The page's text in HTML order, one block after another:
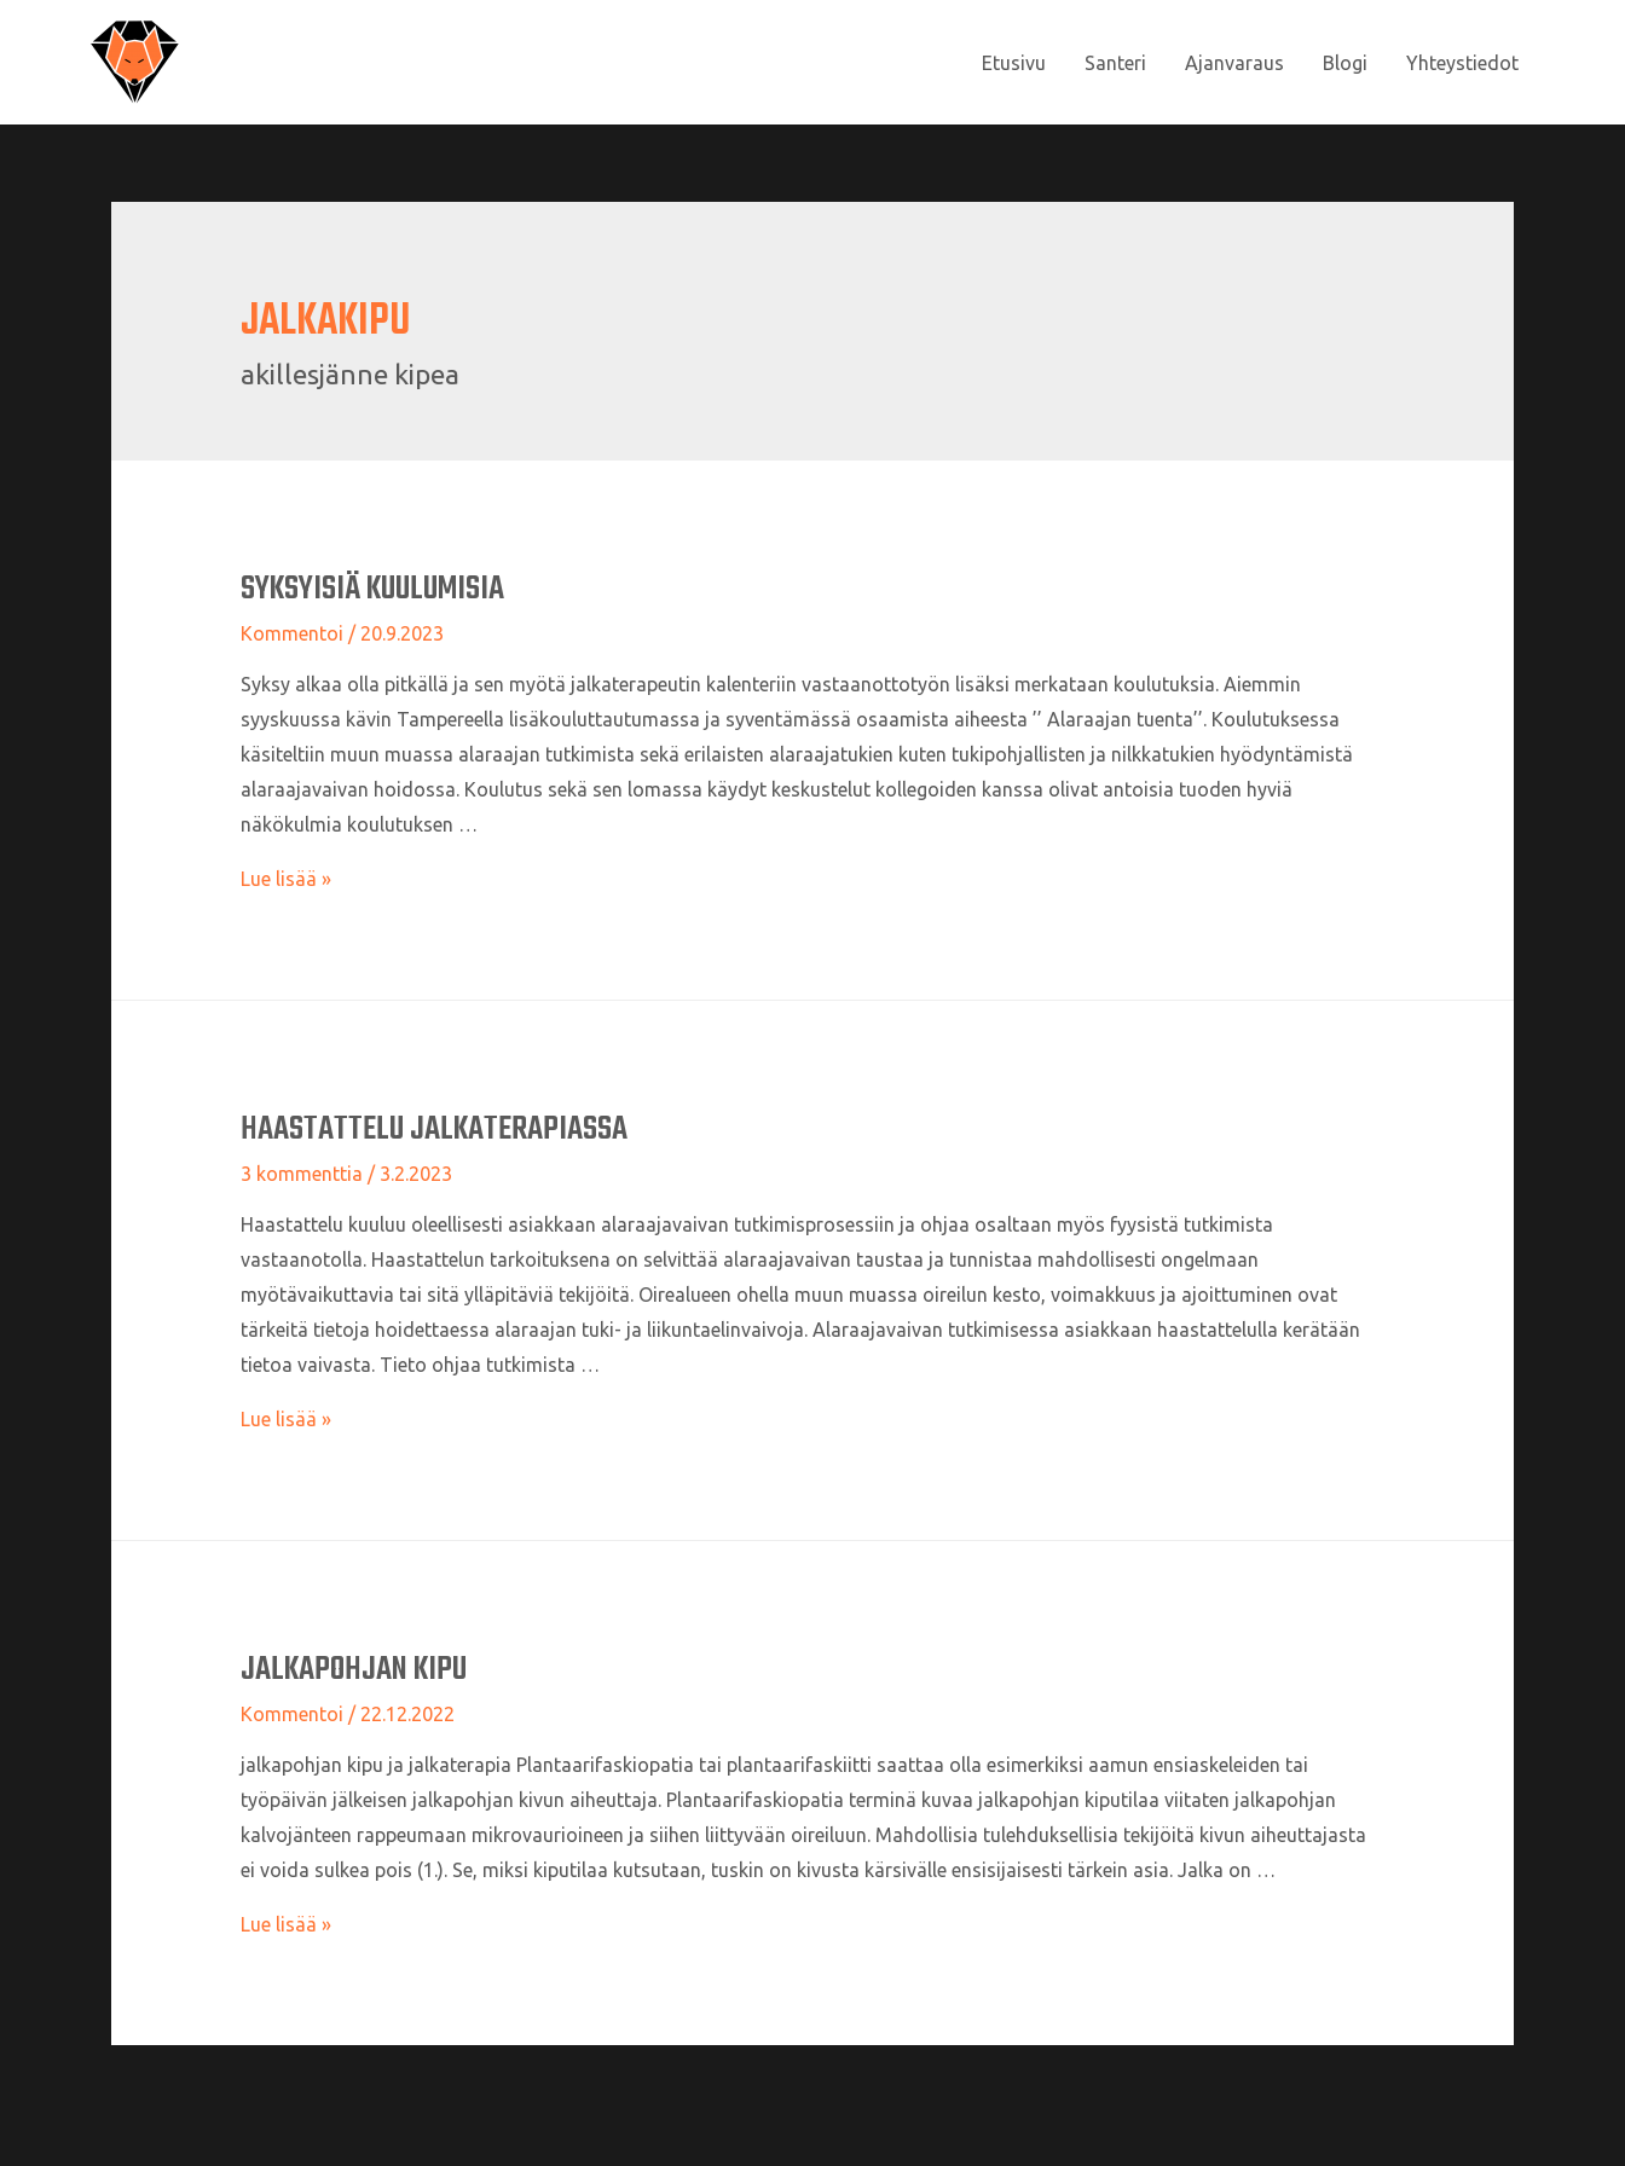
Etusivu Santeri Ajanvaraus Blogi Yhteystiedot
JALKAKIPU
akillesjänne kipea
SYKSYISIÄ KUULUMISIA
Kommentoi / 20.9.2023
Syksy alkaa olla pitkällä ja sen myötä jalkaterapeutin kalenteriin vastaanottotyön lisäksi merkataan koulutuksia. Aiemmin
syyskuussa kävin Tampereella lisäkouluttautumassa ja syventämässä osaamista aiheesta ’’ Alaraajan tuenta’’. Koulutuksessa
käsiteltiin muun muassa alaraajan tutkimista sekä erilaisten alaraajatukien kuten tukipohjallisten ja nilkkatukien hyödyntämistä
alaraajavaivan hoidossa. Koulutus sekä sen lomassa käydyt keskustelut kollegoiden kanssa olivat antoisia tuoden hyviä
näkökulmia koulutuksen …
Syksyisiä
Lue lisää »
HAASTATTELU JALKATERAPIASSA
3 kommenttia / 3.2.2023
Haastattelu kuuluu oleellisesti asiakkaan alaraajavaivan tutkimisprosessiin ja ohjaa osaltaan myös fyysistä tutkimista
vastaanotolla. Haastattelun tarkoituksena on selvittää alaraajavaivan taustaa ja tunnistaa mahdollisesti ongelmaan
myötävaikuttavia tai sitä ylläpitäviä tekijöitä. Oirealueen ohella muun muassa oireilun kesto, voimakkuus ja ajoittuminen ovat
tärkeitä tietoja hoidettaessa alaraajan tuki- ja liikuntaelinvaivoja. Alaraajavaivan tutkimisessa asiakkaan haastattelulla kerätään
tietoa vaivasta. Tieto ohjaa tutkimista …
Haastattelu
Lue lisää »
JALKAPOHJAN KIPU
Kommentoi / 22.12.2022
jalkapohjan kipu ja jalkaterapia Plantaarifaskiopatia tai plantaarifaskiitti saattaa olla esimerkiksi aamun ensiaskeleiden tai
työpäivän jälkeisen jalkapohjan kivun aiheuttaja. Plantaarifaskiopatia terminä kuvaa jalkapohjan kiputilaa viitaten jalkapohjan
kalvojänteen rappeumaan mikrovaurioineen ja siihen liittyvään oireiluun. Mahdollisia tulehduksellisia tekijöitä kivun aiheuttajasta
ei voida sulkea pois (1.). Se, miksi kiputilaa kutsutaan, tuskin on kivusta kärsivälle ensisijaisesti tärkein asia. Jalka on …
Jalkapohjan
Lue lisää »